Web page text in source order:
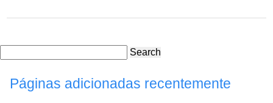
Search
Páginas adicionadas recentemente